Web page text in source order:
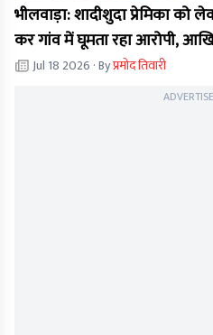
भीलवाड़ा: शादीशुदा प्रेमिका
कर गांव में घूमता रहा आरोपी,
Jul 18 2026 · Byप्रमोद तिवारी